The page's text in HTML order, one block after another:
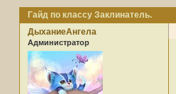
Гайд по классу Заклинатель.
ДыханиеАнгела
Администратор